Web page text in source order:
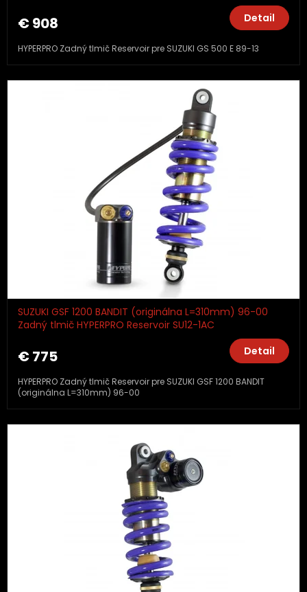
€ 908 Detail
HYPERPRO Zadný tlmič Reservoir pre SUZUKI GS 500 E 89-13
SUZUKI GSF 1200 BANDIT (originálna L=310mm) 96-00
Zadný tlmič HYPERPRO Reservoir SU12-1AC
€ 775 Detail
HYPERPRO Zadný tlmič Reservoir pre SUZUKI GSF 1200 BANDIT
(originálna L=310mm) 96-00